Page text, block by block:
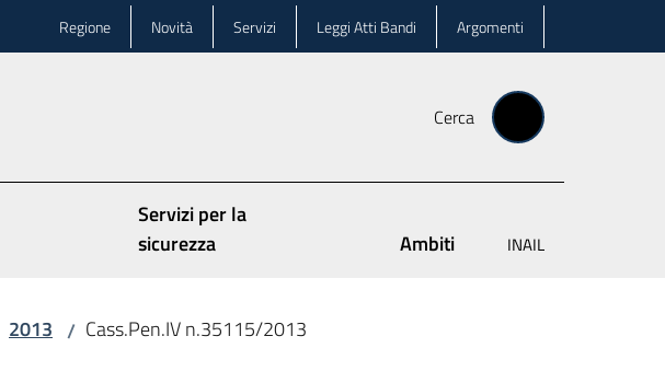
Regione Novità Servizi Leggi Atti Bandi Argomenti
Cerca
Servizi per la
sicurezza
Ambiti INAIL
2013 / Cass.Pen.IV n.35115/2013